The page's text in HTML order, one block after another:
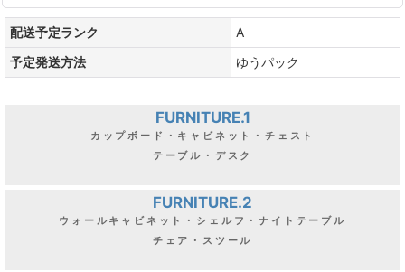
配送予定ランク
A
予定発送方法
ゆうパック
FURNITURE.1
カップボード・キャビネット・チェスト
テーブル・デスク
FURNITURE.2
ウォールキャビネット・シェルフ・ナイトテーブル
チェア・スツール